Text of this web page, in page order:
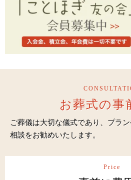
お葬式の事
ご葬儀は大切な儀式であり、プラ
相談をお勧めいたします。
Price